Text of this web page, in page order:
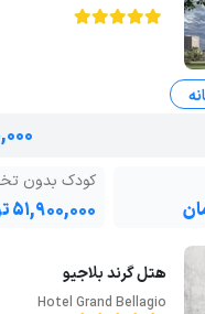
کودک بدون
۵۱,۹۰۰,۰۰۰ تومان
هتل گرند بلاجیو
Hotel Grand Bellagio